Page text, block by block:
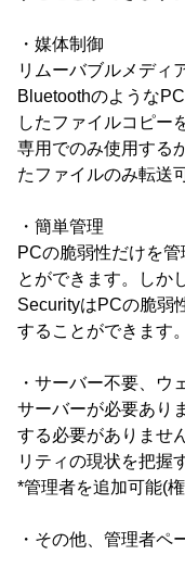
・媒体制御
リムーバブルメディ
Bluetoothのような
したファイルコピー
専用でのみ使用する
たファイルのみ転送
・簡単管理
PCの脆弱性だけを
とができます。しか
SecurityはPCの脆弱
することができます。
・サーバー不要、ウ
サーバーが必要あり
する必要がありませ
リティの現状を把握
*管理者を追加可能(
・その他、管理者ペ